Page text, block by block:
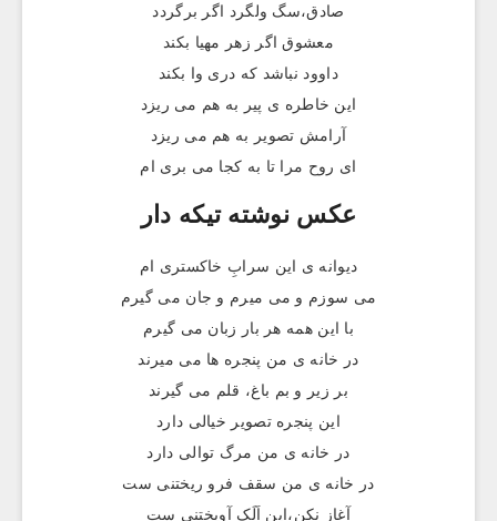
صادق،سگ ولگرد اگر برگردد
معشوق اگر زهر مهیا بکند
داوود نباشد که دری وا بکند
این خاطره ی پیر به هم می ریزد
آرامش تصویر به هم می ریزد
ای روح مرا تا به کجا می بری ام
عکس نوشته تيکه دار
دیوانه ی این سرابِ خاکستری ام
می سوزم و می میرم و جان می گیرم
با این همه هر بار زبان می گیرم
در خانه ی من پنجره ها می میرند
بر زیر و بم باغ، قلم می گیرند
این پنجره تصویر خیالی دارد
در خانه ی من مرگ توالی دارد
در خانه ی من سقف فرو ریختنی ست
آغاز نکن،این اَلَک آویختنی ست